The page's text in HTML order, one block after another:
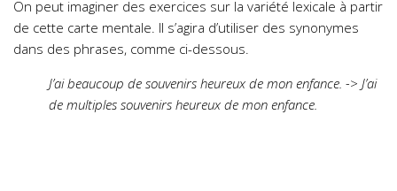
On peut imaginer des exercices sur la variété lexicale à partir
de cette carte mentale. Il s’agira d’utiliser des synonymes
dans des phrases, comme ci-dessous.
J’ai beaucoup de souvenirs heureux de mon enfance. -> J’ai
de multiples souvenirs heureux de mon enfance.